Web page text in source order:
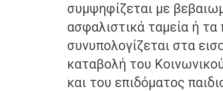
συμψηφίζεται με
ασφαλιστικά ταμεία ή
συνυπολογίζεται στα
καταβολή του
και του επιδόματος